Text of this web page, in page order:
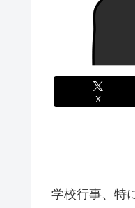
X
学校行事、特